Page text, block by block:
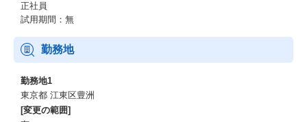
るため、お客様と共に深く長く考え続けることができます。
・大手製造業様、グローバルSAP導入&業務改革支援
・大手流通小売サービス業様、グループ会計システム導入・展開
・大手製造業様、EMS・PSI統合、SCM上の企業間で共有、可視
化するプラットフォーム構築等
■組織構成（2024年4月時点）
正社員
試用期間：無
勤務地
勤務地1
東京都 江東区豊洲
[変更の範囲]